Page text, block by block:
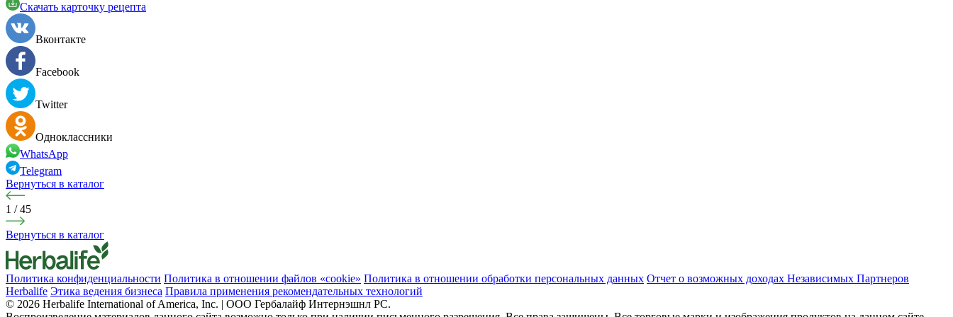
Cкачать карточку рецепта
Вконтакте
Facebook
Twitter
Одноклассники
WhatsApp
Telegram
Вернуться в каталог
1 /45
Вернуться в каталог
Политика конфиденциальности Политика в отношении файлов «cookie» Политика в отношении обработки персональных данных Отчет о возможных доходах Независимых Партнеров
Herbalife Этика ведения бизнеса Правила применения рекомендательных технологий
© 2026 Herbalife International of America, Inc. | ООО Гербалайф Интернэшнл РС.